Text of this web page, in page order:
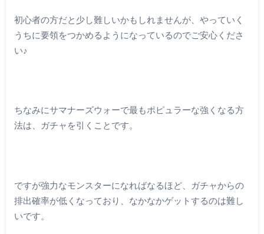
初心者の方だと少し難しいかもしれませんが、やっていく
うちに要領をつかめるようになっているのでご安心くださ
い♪
ちなみにサマナーズウォーで最もポピュラーな強くなる方
法は、ガチャを引くことです。
ですが強力なモンスターになればなるほど、ガチャからの
排出確率が低くなっており、なかなかゲットするのは難し
いです。